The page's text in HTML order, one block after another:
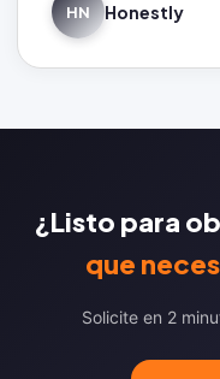
HN Honestly
¿Listo para
que
Solicite en 2